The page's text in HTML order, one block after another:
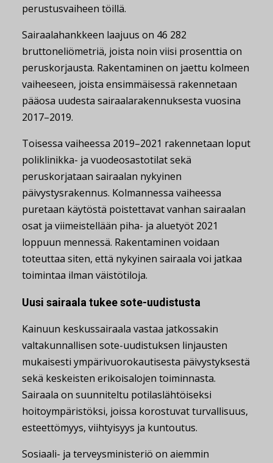
perustusvaiheen töillä.
Sairaalahankkeen laajuus on 46 282
bruttoneliömetriä, joista noin viisi prosenttia on
peruskorjausta. Rakentaminen on jaettu kolmeen
vaiheeseen, joista ensimmäisessä rakennetaan
pääosa uudesta sairaalarakennuksesta vuosina
2017–2019.
Toisessa vaiheessa 2019–2021 rakennetaan loput
poliklinikka- ja vuodeosastotilat sekä
peruskorjataan sairaalan nykyinen
päivystysrakennus. Kolmannessa vaiheessa
puretaan käytöstä poistettavat vanhan sairaalan
osat ja viimeistellään piha- ja aluetyöt 2021
loppuun mennessä. Rakentaminen voidaan
toteuttaa siten, että nykyinen sairaala voi jatkaa
toimintaa ilman väistötiloja.
Uusi sairaala tukee sote-uudistusta
Kainuun keskussairaala vastaa jatkossakin
valtakunnallisen sote-uudistuksen linjausten
mukaisesti ympärivuorokautisesta päivystyksestä
sekä keskeisten erikoisalojen toiminnasta.
Sairaala on suunniteltu potilaslähtöiseksi
hoitoympäristöksi, joissa korostuvat turvallisuus,
esteettömyys, viihtyisyys ja kuntoutus.
Sosiaali- ja terveysministeriö on aiemmin